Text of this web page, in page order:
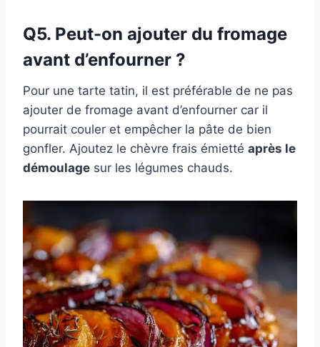
Q5. Peut-on ajouter du fromage
avant d’enfourner ?
Pour une tarte tatin, il est préférable de ne pas
ajouter de fromage avant d’enfourner car il
pourrait couler et empêcher la pâte de bien
gonfler. Ajoutez le chèvre frais émietté après le
démoulage sur les légumes chauds.